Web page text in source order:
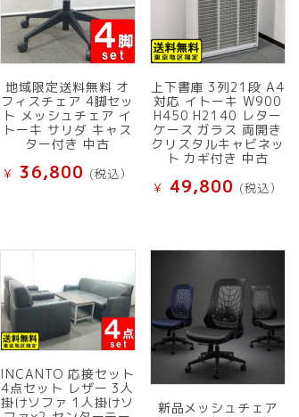
地域限定送料無料 オ
フィスチェア 4脚セッ
ト メッシュチェア イ
トーキ サリダ キャス
ター付き 中古
¥ 36,800 (税込）
上下書庫 3列21段 A4
対応 イトーキ W900
H450 H2140 レター
ケース ガラス 両開き
クリスタルキャビネッ
ト カギ付き 中古
¥ 49,800 (税込）
INCANTO 応接セット
4点セット レザー 3人
掛けソファ 1人掛けソ
新品メッシュチェア